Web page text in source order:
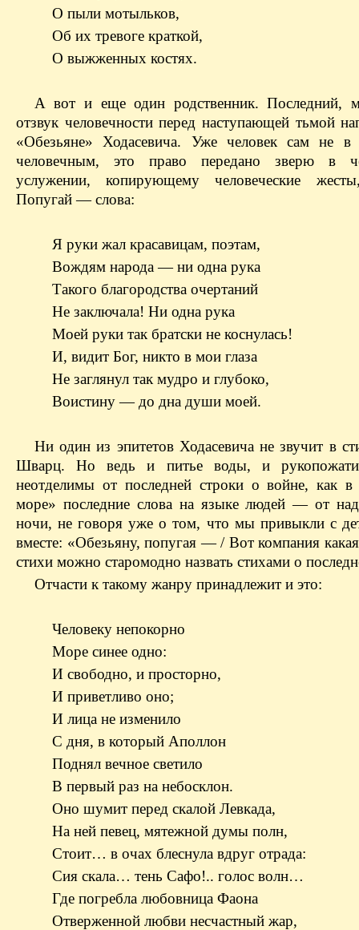
О пыли мотыльков,
Об их тревоге краткой,
О выжженных костях.
А вот и еще один родственник. Последний,
отзвук человечности перед наступающей тьмой
«Обезьяне» Ходасевича. Уже человек сам не в
человечным, это право передано зверю в
услужении, копирующему человеческие
Попугай — слова:
Я руки жал красавицам, поэтам,
Вождям народа — ни одна рука
Такого благородства очертаний
Не заключала! Ни одна рука
Моей руки так братски не коснулась!
И, видит Бог, никто в мои глаза
Не заглянул так мудро и глубоко,
Воистину — до дна души моей.
Ни один из эпитетов Ходасевича не звучит в
Шварц. Но ведь и питье воды, и
неотделимы от последней строки о войне, как
море» последние слова на языке людей — от
ночи, не говоря уже о том, что мы привыкли с
вместе: «Обезьяну, попугая — / Вот компания
стихи можно старомодно назвать стихами о
Отчасти к такому жанру принадлежит и это:
Человеку непокорно
Море синее одно:
И свободно, и просторно,
И приветливо оно;
И лица не изменило
С дня, в который Аполлон
Поднял вечное светило
В первый раз на небосклон.
Оно шумит перед скалой Левкада,
На ней певец, мятежной думы полн,
Стоит… в очах блеснула вдруг отрада:
Сия скала… тень Сафо!.. голос волн…
Где погребла любовница Фаона
Отверженной любви несчастный жар,